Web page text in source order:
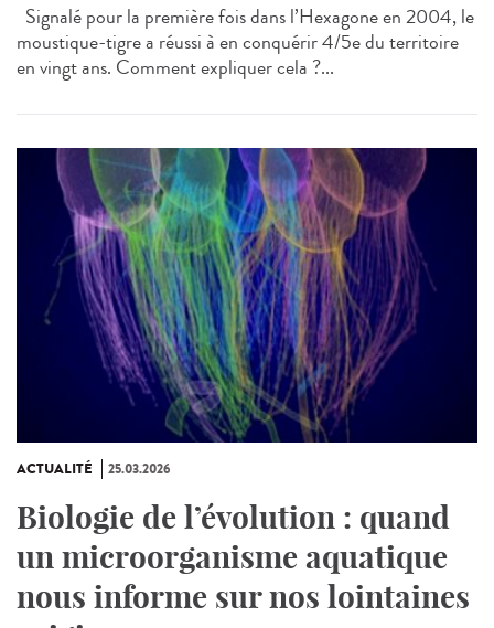
Signalé pour la première fois dans l’Hexagone en 2004, le
moustique-tigre a réussi à en conquérir 4/5e du territoire
en vingt ans. Comment expliquer cela ?...
ACTUALITÉ 25.03.2026
Biologie de l’évolution : quand
un microorganisme aquatique
nous informe sur nos lointaines